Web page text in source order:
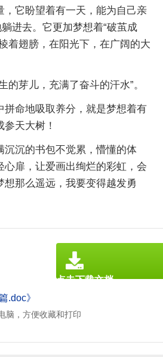
，它盼望着有一天，能为自己亲
进去。它更加梦想着“破茧成
着翅膀，在阳光下，在广阔的大
的芽儿，充满了奋斗的汗水”。
拼命地吸取养分，就是梦想着有
天大树！
沉沉的书包不觉累，懵懂的体
心扉，让爱画出绚烂的彩虹，会
想那么遥远，我要变得越发勇
.doc》
脑，方便收藏和打印
点击下载文档